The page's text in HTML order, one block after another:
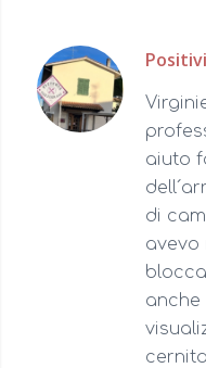
aiuto
di
avevo
anche